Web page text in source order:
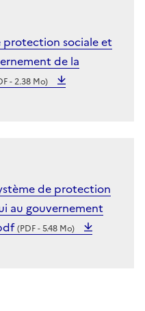
protection sociale et
de la
- 2.38 Mo)
de protection
au gouvernement
(PDF - 5.48 Mo)